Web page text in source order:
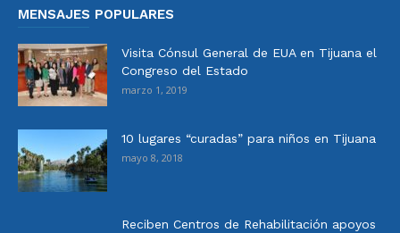
MENSAJES POPULARES
Visita Cónsul General de EUA en Tijuana el
Congreso del Estado
marzo 1, 2019
10 lugares “curadas” para niños en Tijuana
mayo 8, 2018
Reciben Centros de Rehabilitación apoyos